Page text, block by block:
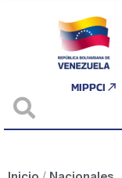
MIPPCI